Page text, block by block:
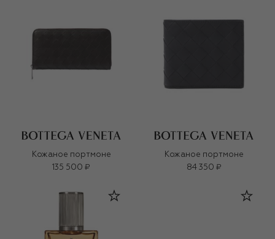
Кожаное портмоне
135 500 ₽
Кожаное портмоне
84 350 ₽